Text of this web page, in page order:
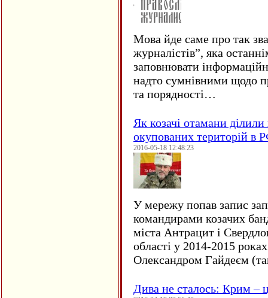
Мова йде саме про так
журналістів”, яка
заповнювати
надто сумнівними щодо
та порядності…
Як козачі отамани
окупованих територій в
2016-05-18 12:48:23
У мережу попав запис
командирами козачих
міста Антрацит і
області у 2014-2015
Олександром Гайдеєм
Дива не сталось: Крим –